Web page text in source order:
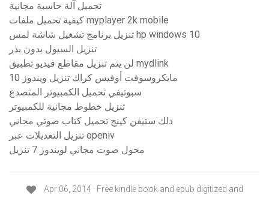
تحميل آلة حاسبة مجانية
كيفية تحميل ملفات myplayer 2k mobile
تنزيل برنامج تشغيل شاشة لمس hp windows 10
تنزيل السيول بدون بذر
لن يتم تنزيل مقاطع فيديو تطبيق mydlink
مايكروسوفت أوفيس كراك تنزيل ويندوز 10
سبوتيفي تحميل الكمبيوتر المتصدع
تنزيل خطوط مجانية للكمبيوتر
ذلك ستيفن كينج تحميل كتاب صوتي مجاني
تنزيل التعديلات عبر openiv
محول صوت مجاني لويندوز 7 تنزيل
Apr 06, 2014 · Free kindle book and epub digitized and